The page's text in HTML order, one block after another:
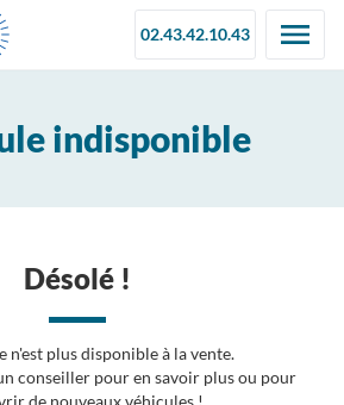
02.43.42.10.43
indisponible
Désolé !
n'est plus disponible à la vente.
conseiller pour en savoir plus ou pour
de nouveaux véhicules !